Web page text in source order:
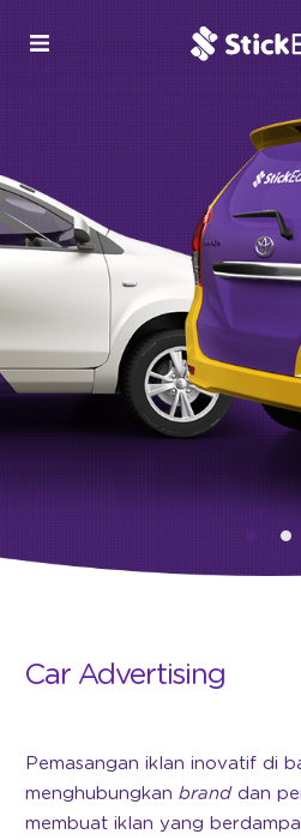
Car Advertising
Pemasangan iklan inovatif di
menghubungkan brand dan
membuat iklan yang